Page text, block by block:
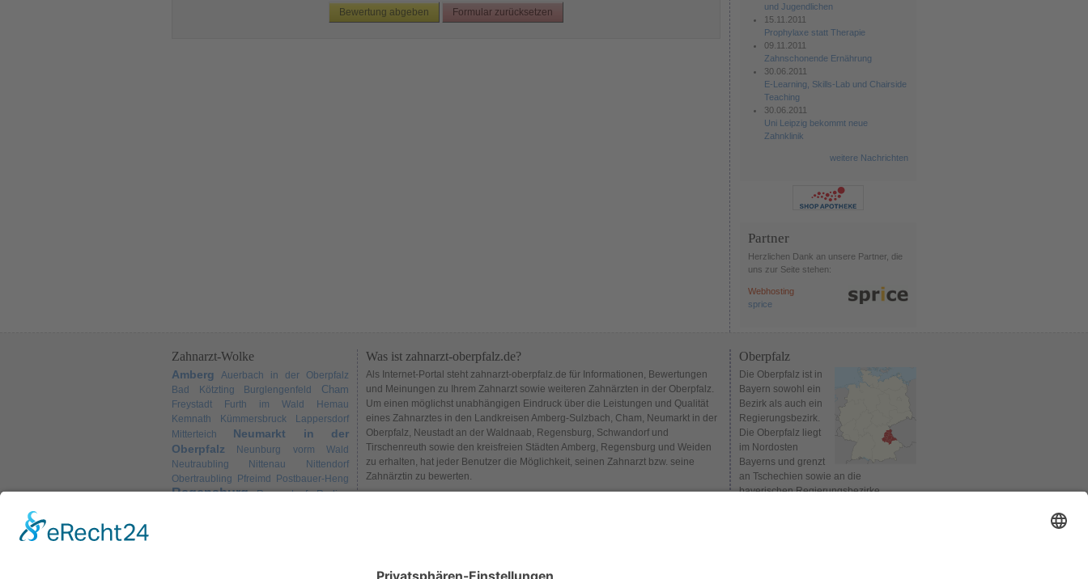
und Jugendlichen
15.11.2011
Prophylaxe statt Therapie
09.11.2011
Zahnschonende Ernährung
30.06.2011
E-Learning, Skills-Lab und Chairside
Teaching
30.06.2011
Uni Leipzig bekommt neue
Zahnklinik
weitere Nachrichten
Partner
Herzlichen Dank an unsere Partner, die
uns zur Seite stehen:
Webhosting
sprice
Zahnarzt-Wolke
Amberg
Auerbach in der Oberpfalz
Bad Kötzting
Burglengenfeld Cham
Freystadt Furth im Wald
Hemau
Kemnath
Kümmersbruck
Lappersdorf
Mitterteich
Neumarkt in der
Oberpfalz
Neunburg vorm Wald
Neutraubling
Nittenau
Nittendorf
Obertraubling
Pfreimd Postbauer-Heng
Regensburg Regenstauf Roding
Was ist zahnarzt-oberpfalz.de?
Als Internet-Portal steht zahnarzt-oberpfalz.de für Informationen, Bewertungen
und Meinungen zu Ihrem Zahnarzt sowie weiteren Zahnärzten in der Oberpfalz.
Um einen möglichst unabhängigen Eindruck über die Leistungen und Qualität
eines Zahnarztes in den Landkreisen Amberg-Sulzbach, Cham, Neumarkt in der
Oberpfalz, Neustadt an der Waldnaab, Regensburg, Schwandorf und
Tirschenreuth sowie den kreisfreien Städten Amberg, Regensburg und Weiden
zu erhalten, hat jeder Benutzer die Möglichkeit, seinen Zahnarzt bzw. seine
Zahnärztin zu bewerten.
Oberpfalz
Die Oberpfalz ist in
Bayern sowohl ein
Bezirk als auch ein
Regierungsbezirk.
Die Oberpfalz liegt
im Nordosten
Bayerns und grenzt
an Tschechien sowie an die
bayerischen Regierungsbezirke